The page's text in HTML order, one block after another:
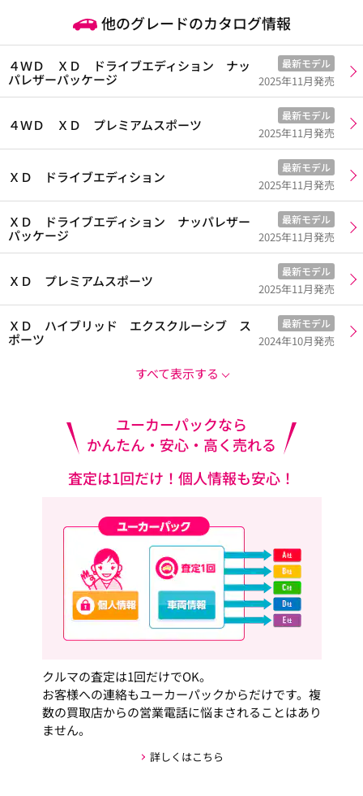
他のグレードのカタログ情報
４ＷＤ ＸＤ ドライブエディション ナッ
パレザーパッケージ
最新モデル
2025年11月発売
４ＷＤ ＸＤ プレミアムスポーツ
最新モデル
2025年11月発売
ＸＤ ドライブエディション
最新モデル
2025年11月発売
ＸＤ ドライブエディション ナッパレザー
パッケージ
最新モデル
2025年11月発売
ＸＤ プレミアムスポーツ
最新モデル
2025年11月発売
ＸＤ ハイブリッド エクスクルーシブ ス
ポーツ
最新モデル
2024年10月発売
すべて表示する
ユーカーパックなら
かんたん・安心・高く売れる
査定は1回だけ！個人情報も安心！
クルマの査定は1回だけでOK。
お客様への連絡もユーカーパックからだけです。複
数の買取店からの営業電話に悩まされることはあり
ません。
詳しくはこちら